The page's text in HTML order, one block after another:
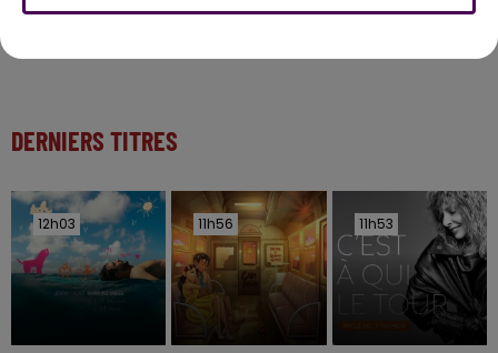
DERNIERS TITRES
12h03
12h03 11h56
11h56 11h53
11h53